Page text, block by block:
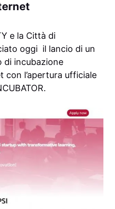
e la Città di
oggi il lancio di un
di incubazione
con l’apertura ufficiale